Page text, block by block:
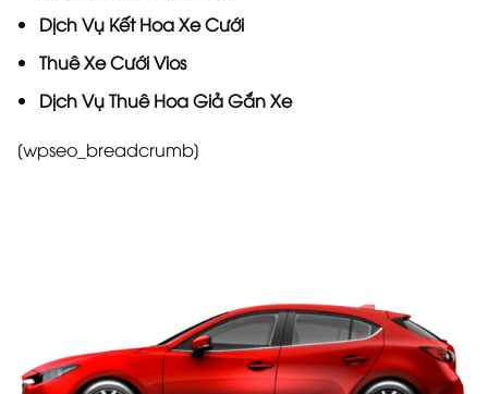
Dịch Vụ Kết Hoa Xe Cưới
Thuê Xe Cưới Vios
Dịch Vụ Thuê Hoa Giả Gắn Xe
[wpseo_breadcrumb]